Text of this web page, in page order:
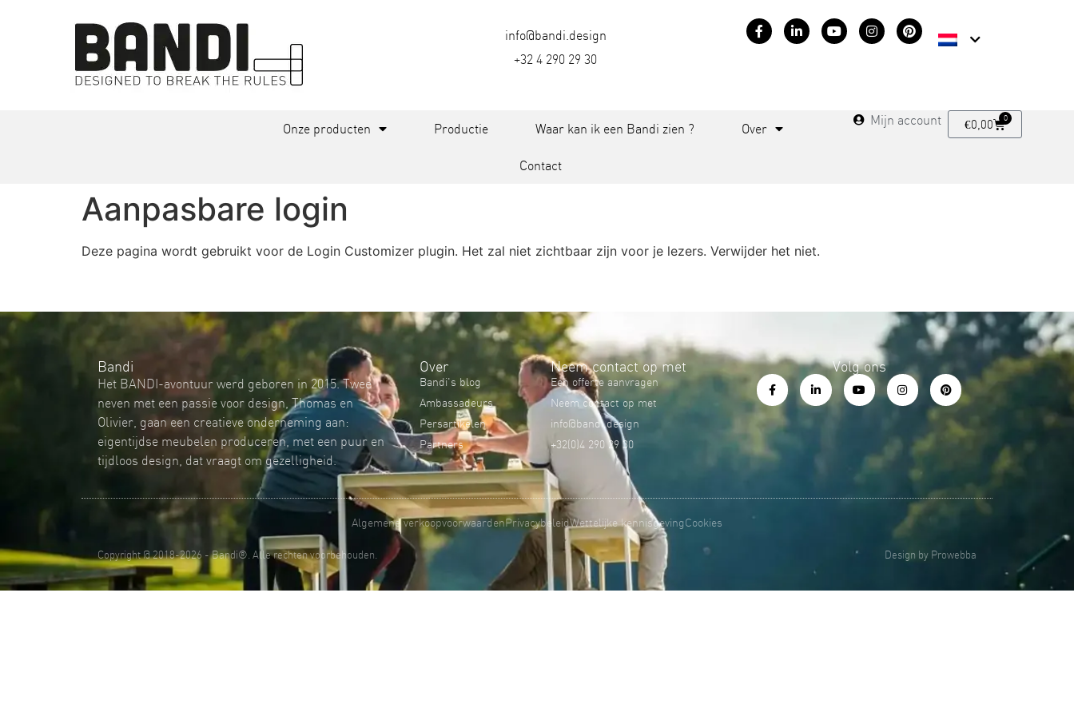
info@bandi.design
+32 4 290 29 30
Onze producten Productie Waar kan ik een Bandi zien ? Over
Contact
Mijn account €0,00 0
Aanpasbare login
Deze pagina wordt gebruikt voor de Login Customizer plugin. Het zal niet zichtbaar zijn voor je lezers. Verwijder het niet.
Bandi
Het BANDI-avontuur werd geboren in 2015. Twee
neven met een passie voor design, Thomas en
Olivier, gaan een creatieve onderneming aan:
eigentijdse meubelen produceren, met een puur en
tijdloos design, dat vraagt ​​om gezelligheid.
Over
Bandi's blog
Ambassadeurs
Persartikelen
Partners
Neem contact op met
Een offerte aanvragen
Neem contact op met
info@bandi.design
+32(0)4 290 29 30
Volg ons
Algemene verkoopvoorwaardenPrivacybeleidWettelijke kennisgevingCookies
Copyright @ 2018-2026 - Bandi®. Alle rechten voorbehouden. Design by Prowebba